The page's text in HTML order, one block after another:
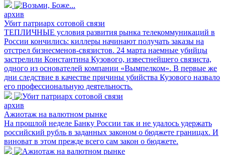
архив
Убит патриарх сотовой связи
ТЕПЛИЧНЫЕ условия развития рынка телекоммуникаций в
России кончились: киллеры начинают получать заказы на
отстрел бизнесменов-связистов. 24 марта наемные убийцы
застрелили Константина Кузового, известнейшего связиста,
одного из основателей компании «Вымпелком». В первые же
дни следствие в качестве причины убийства Кузового назвало
его профессиональную деятельность.
архив
Ажиотаж на валютном рынке
На прошлой неделе Банку России так и не удалось удержать
российский рубль в заданных законом о бюджете границах. И
виноват в этом прежде всего сам закон о бюджете.